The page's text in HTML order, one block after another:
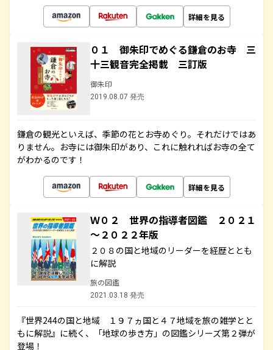
詳細を見る
０１ 御朱印でめぐる鎌倉のお寺 三
十三観音完全掲載 三訂版
御朱印
2019.08.07 発売
鎌倉の観光といえば、季節の花とお寺めぐり。それだけではあ
りません。お寺には御朱印があり、これに触れればお寺の全て
がわかるのです！
詳細を見る
Ｗ０２ 世界の指導者図鑑 ２０２１
～２０２２年版
２０８の国と地域のリーダーを経歴ととも
に解説
旅の図鑑
2021.03.18 発売
『世界244の国と地域 １９７ヵ国と４７地域を旅の雑学とと
もに解説』に続く、「地球の歩き方」の図鑑シリーズ第２弾が
登場！